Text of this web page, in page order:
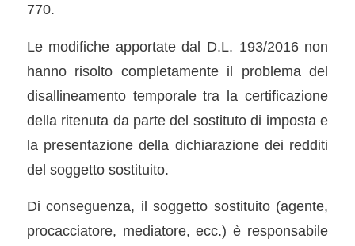
770.
Le modifiche apportate dal D.L. 193/2016 non
hanno risolto completamente il problema del
disallineamento temporale tra la certificazione
della ritenuta da parte del sostituto di imposta e
la presentazione della dichiarazione dei redditi
del soggetto sostituito.
Di conseguenza, il soggetto sostituito (agente,
procacciatore, mediatore, ecc.) è responsabile